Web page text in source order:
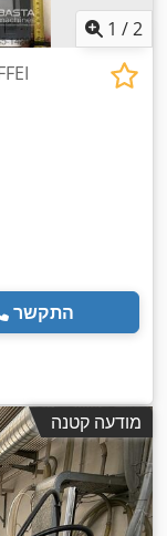
1 /2
התקשר
מודעה קטנה